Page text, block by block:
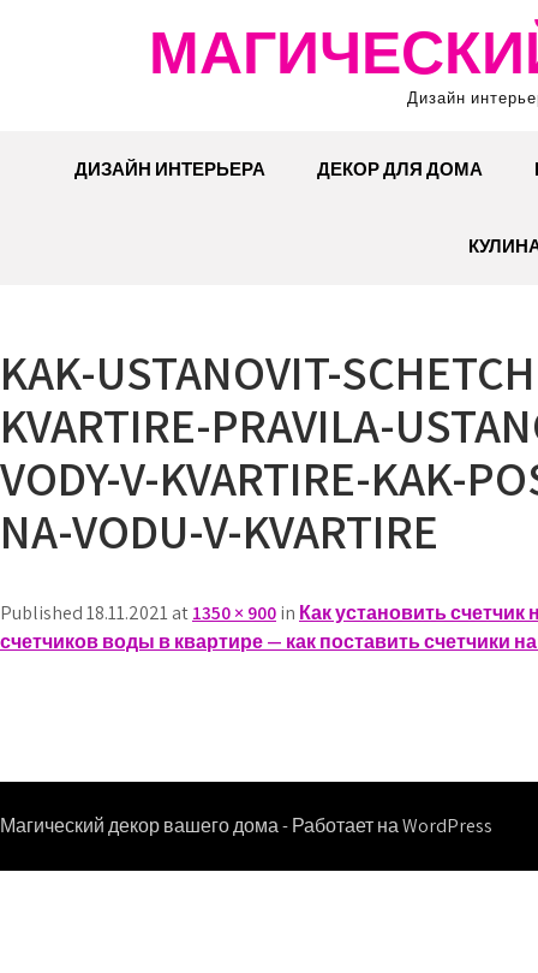
Дизайн
ДИЗАЙН ИНТЕРЬЕРА ДЕКОР ДЛЯ ДОМА
KAK-USTANOVIT-
KVARTIRE-PRAVILA-
VODY-V-KVARTIRE-KAK-
NA-VODU-V-KVARTIRE
Published 18.11.2021 at1350 × 900in Как установить счетчик
счетчиков воды в квартире — как поставить счетчики
Магический декор вашего дома - Работает на WordPress